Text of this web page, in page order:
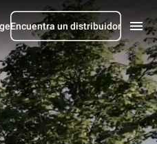
Encuentra un distribuidor